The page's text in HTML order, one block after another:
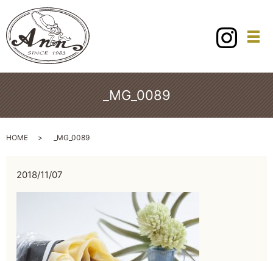
メ
_MG_0089
HOME _MG_0089
2018/11/07